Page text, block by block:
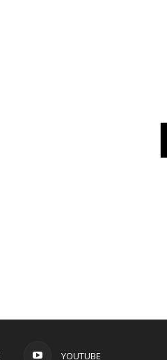
YOUTUBE